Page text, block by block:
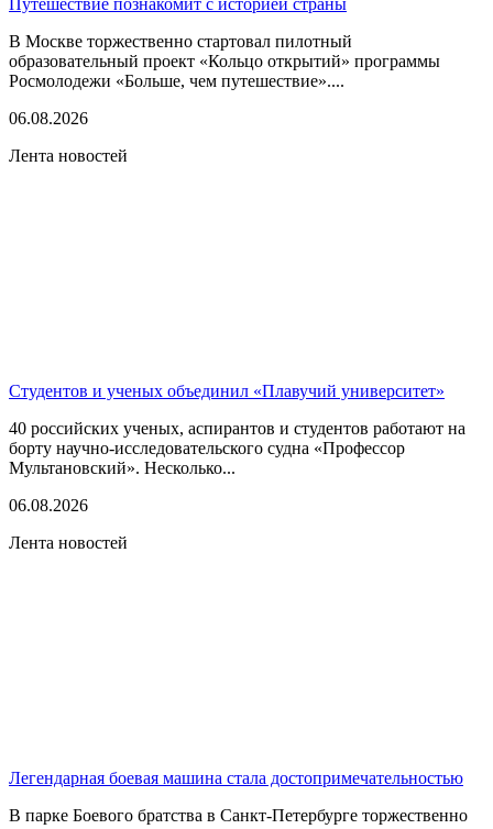
В Москве торжественно стартовал пилотный
образовательный проект «Кольцо открытий» программы
Росмолодежи «Больше, чем путешествие»....
06.08.2026
Лента новостей
Студентов и ученых объединил «Плавучий университет»
40 российских ученых, аспирантов и студентов работают на
борту научно-исследовательского судна «Профессор
Мультановский». Несколько...
06.08.2026
Лента новостей
Легендарная боевая машина стала достопримечательностью
В парке Боевого братства в Санкт-Петербурге торжественно